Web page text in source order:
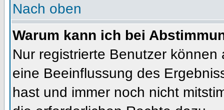
Nach oben
Warum kann ich bei
Nur registrierte Benutzer
eine Beeinflussung des
hast und immer noch nicht